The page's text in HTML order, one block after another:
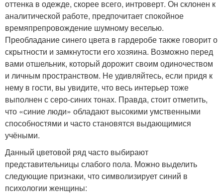
оттенка в одежде, скорее всего, интроверт. Он склонен к
аналитической работе, предпочитает спокойное
времяпрепровождение шумному веселью.
Преобладание синего цвета в гардеробе также говорит о
скрытности и замкнутости его хозяина. Возможно перед
вами отшельник, который дорожит своим одиночеством
и личным пространством. Не удивляйтесь, если придя к
нему в гости, вы увидите, что весь интерьер тоже
выполнен с серо-синих тонах. Правда, стоит отметить,
что «синие люди» обладают высокими умственными
способностями и часто становятся выдающимися
учёными.
Данный цветовой ряд часто выбирают
представительницы слабого пола. Можно выделить
следующие признаки, что символизирует синий в
психологии женщины: